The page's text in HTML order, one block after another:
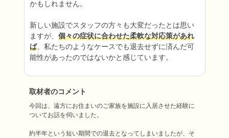
かもしれません。
新しい施設でスタッフの方々も大変だったとは思い
ますが、 個々の症状に合わせた柔軟な対応策があれ
ば、私たちのようなケースでも退去せずに済んだ可
能性があったのではないかと感じています。
取材者のコメント
今回は、遠方にお住まいのご家族を施設に入居させた経験に
ついてお話を伺いました。
約半年という短い期間での退去となってしまいましたが、そ